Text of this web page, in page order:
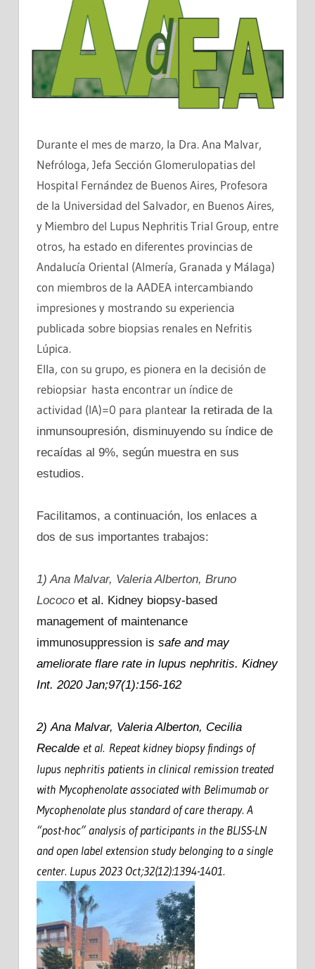
Durante el mes de marzo, la Dra. Ana Malvar,
Nefróloga, Jefa Sección Glomerulopatias del
Hospital Fernández de Buenos Aires, Profesora
de la Universidad del Salvador, en Buenos Aires,
y Miembro del Lupus Nephritis Trial Group, entre
otros, ha estado en diferentes provincias de
Andalucía Oriental (Almería, Granada y Málaga)
con miembros de la AADEA intercambiando
impresiones y mostrando su experiencia
publicada sobre biopsias renales en Nefritis
Lúpica.
Ella, con su grupo, es pionera en la decisión de
rebiopsiar hasta encontrar un índice de
actividad (IA)=0 para plantear la retirada de la
inmunsoupresión, disminuyendo su índice de
recaídas al 9%, según muestra en sus
estudios.
Facilitamos, a continuación, los enlaces a
dos de sus importantes trabajos:
1) Ana Malvar, Valeria Alberton, Bruno
Lococo et al. Kidney biopsy-based
management of maintenance
immunosuppression is safe and may
ameliorate flare rate in lupus nephritis. Kidney
Int. 2020 Jan;97(1):156-162
2)Ana Malvar, Valeria Alberton, Cecilia
Recalde et al. Repeat kidney biopsy findings of
lupus nephritis patients in clinical remission treated
with Mycophenolate associated with Belimumab or
Mycophenolate plus standard of care therapy. A
“post-hoc” analysis of participants in the BLISS-LN
and open label extension study belonging to a single
center. Lupus 2023 Oct;32(12):1394-1401.